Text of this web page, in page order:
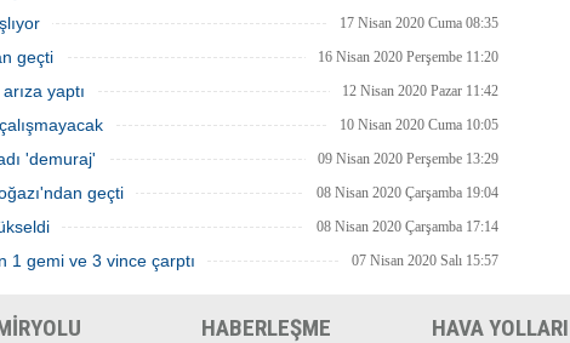
17 Nisan 2020 Cuma 08:35
geçti 16 Nisan 2020 Perşembe 11:20
yaptı 12 Nisan 2020 Pazar 11:42
10 Nisan 2020 Cuma 10:05
'demuraj' 09 Nisan 2020 Perşembe 13:29
geçti 08 Nisan 2020 Çarşamba 19:04
08 Nisan 2020 Çarşamba 17:14
1 gemi ve 3 vince çarptı 07 Nisan 2020 Salı 15:57
HABERLEŞME HAVA YOLLARI